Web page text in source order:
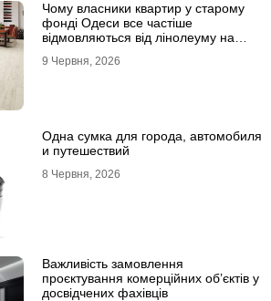
Чому власники квартир у старому
фонді Одеси все частіше
відмовляються від лінолеуму на
9 Червня, 2026
Одна сумка для города, автомобиля
и путешествий
8 Червня, 2026
Важливість замовлення
проєктування комерційних об’єктів у
досвідчених фахівців